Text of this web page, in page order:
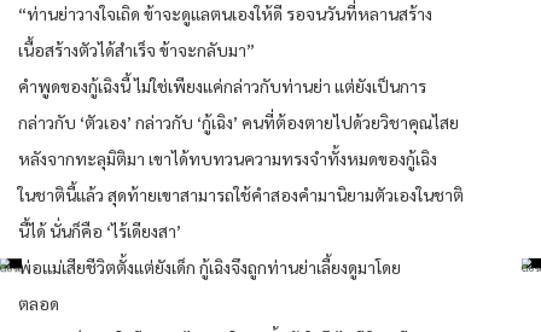
“ท่านย่าวางใจเถิด ข้าจะดูแลตนเองให้ดี รอจนวันที่หลานสร้าง
เนื้อสร้างตัวได้สำเร็จ ข้าจะกลับมา”
คำพูดของกู้เฉิงนี้ ไม่ใช่เพียงแค่กล่าวกับท่านย่า แต่ยังเป็นการ
กล่าวกับ ‘ตัวเอง’ กล่าวกับ ‘กู้เฉิง’ คนที่ต้องตายไปด้วยวิชาคุณไสย
หลังจากทะลุมิติมา เขาได้ทบทวนความทรงจำทั้งหมดของกู้เฉิง
ในชาตินี้แล้ว สุดท้ายเขาสามารถใช้คำสองคำมานิยามตัวเองในชาติ
นี้ได้ นั่นก็คือ ‘ไร้เดียงสา’
พ่อแม่เสียชีวิตตั้งแต่ยังเด็ก กู้เฉิงจึงถูกท่านย่าเลี้ยงดูมาโดย
ตลอด